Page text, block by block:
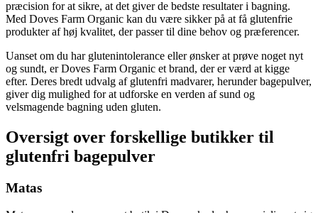
præcision for at sikre, at det giver de bedste resultater i bagning.
Med Doves Farm Organic kan du være sikker på at få glutenfrie
produkter af høj kvalitet, der passer til dine behov og præferencer.
Uanset om du har glutenintolerance eller ønsker at prøve noget nyt
og sundt, er Doves Farm Organic et brand, der er værd at kigge
efter. Deres bredt udvalg af glutenfri madvarer, herunder bagepulver,
giver dig mulighed for at udforske en verden af ​​sund og
velsmagende bagning uden gluten.
Oversigt over forskellige butikker til
glutenfri bagepulver
Matas